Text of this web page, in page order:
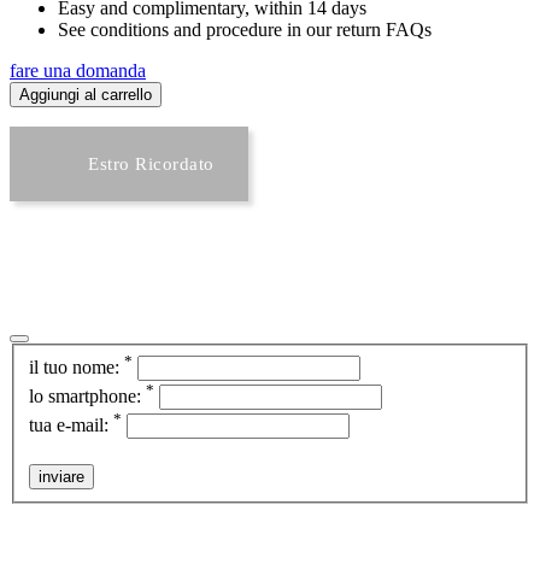
Easy and complimentary, within 14 days
See conditions and procedure in our return FAQs
fare una domanda
Aggiungi al carrello
Estro Ricordato
il tuo nome: *
lo smartphone: *
tua e-mail: *
inviare